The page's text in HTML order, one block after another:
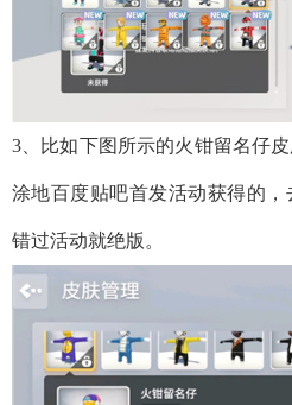
3、比如下图所示的火钳留名仔
涂地百度贴吧首发活动获得的，
错过活动就绝版。